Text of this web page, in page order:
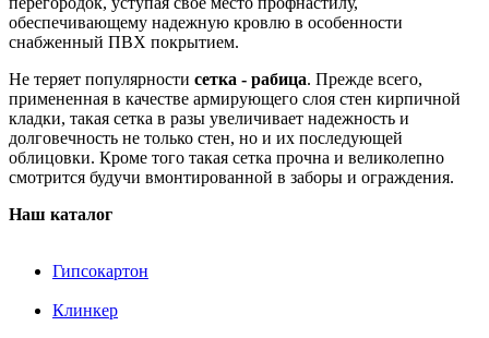
обеспечивающему надежную кровлю в особенности
снабженный ПВХ покрытием.
Не теряет популярности сетка - рабица. Прежде всего,
примененная в качестве армирующего слоя стен кирпичной
кладки, такая сетка в разы увеличивает надежность и
долговечность не только стен, но и их последующей
облицовки. Кроме того такая сетка прочна и великолепно
смотрится будучи вмонтированной в заборы и ограждения.
Наш каталог
Гипсокартон
Клинкер